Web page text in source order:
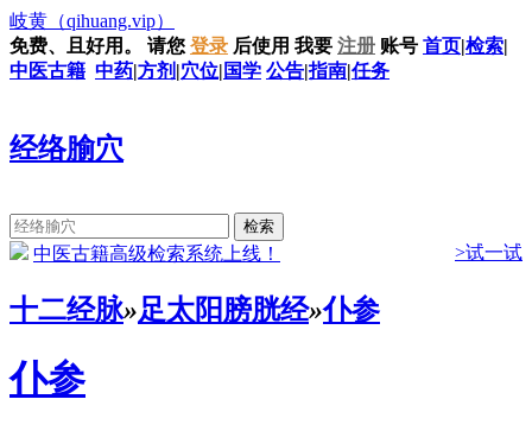
岐黄 （qihuang.vip）
免费、且好用。
请您 登录 后使用 我要 注册 账号 首页|检索|
中医古籍 中药|方剂 |穴位| 国学 公告|指南|任务
经络腧穴
中医古籍高级检索系统上线！ >试一试
十二经脉»足太阳膀胱经»仆参
仆参